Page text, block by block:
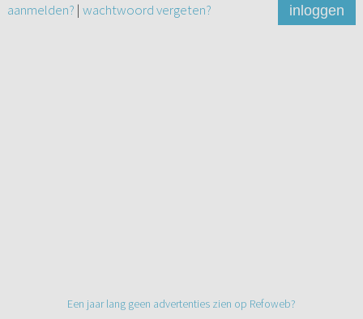
aanmelden? | wachtwoord vergeten? inloggen
Een jaar lang geen advertenties zien op Refoweb?